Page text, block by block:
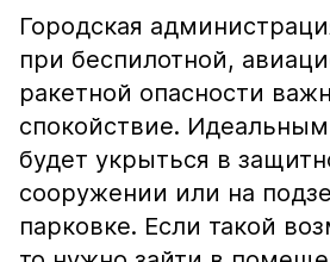
Городская
при беспилотной,
ракетной опасности
спокойствие.
будет укрыться в
сооружении или на
парковке. Если такой